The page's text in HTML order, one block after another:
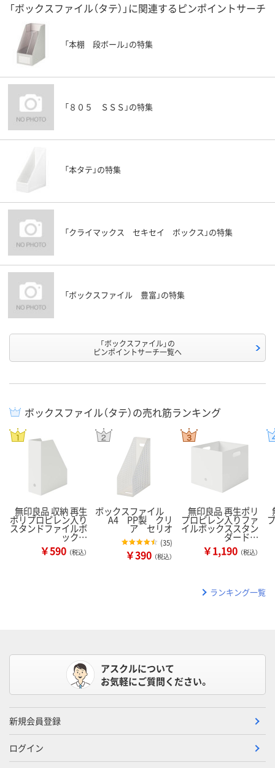
「ボックスファイル（タテ）」に関連するピンポイントサーチ
「本棚 段ボール」の特集
「８０５ ＳＳＳ」の特集
「本タテ」の特集
「クライマックス セキセイ ボックス」の特集
「ボックスファイル 豊富」の特集
「ボックスファイル」の
ピンポイントサーチ一覧へ
ボックスファイル（タテ）の売れ筋ランキング
無印良品 収納 再生
ポリプロピレン入り
スタンドファイルボ
ック…
￥590 （税込）
ボックスファイル
A4 PP製 クリ
ア セリオ
(35)
￥390 （税込）
無印良品 再生ポリ
プロピレン入りファ
イルボックススタン
ダード…
￥1,190 （税込）
ランキング一覧
アスクルについて
お気軽にご質問ください。
新規会員登録
ログイン